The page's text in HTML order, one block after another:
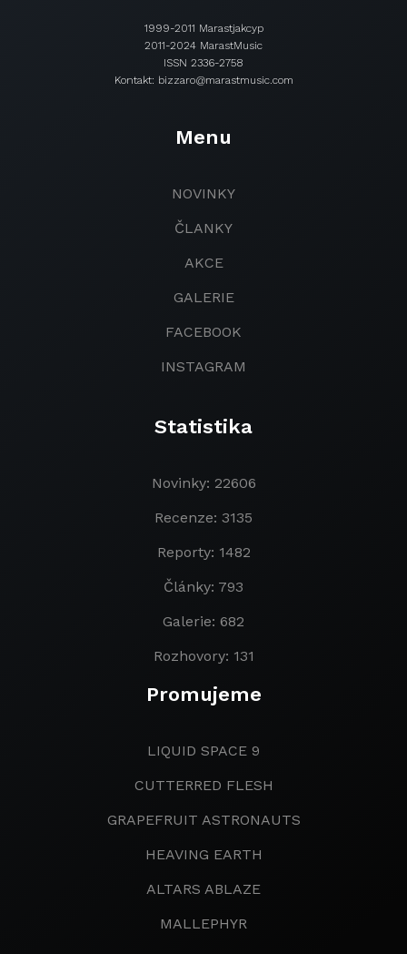
1999-2011 Marastjakcyp
2011-2024 MarastMusic
ISSN 2336-2758
Kontakt: bizzaro@marastmusic.com
Menu
NOVINKY
ČLANKY
AKCE
GALERIE
FACEBOOK
INSTAGRAM
Statistika
Novinky: 22606
Recenze: 3135
Reporty: 1482
Články: 793
Galerie: 682
Rozhovory: 131
Promujeme
LIQUID SPACE 9
CUTTERRED FLESH
GRAPEFRUIT ASTRONAUTS
HEAVING EARTH
ALTARS ABLAZE
MALLEPHYR